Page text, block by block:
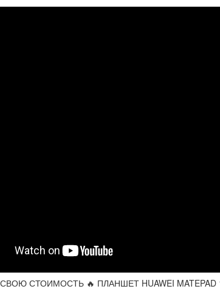
СТОИМОСТЬ 🔥 ПЛАНШЕТ HUAWEI